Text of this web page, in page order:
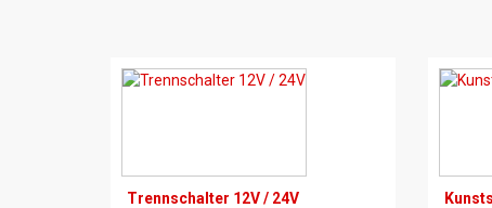
Trennschalter 12V / 24V